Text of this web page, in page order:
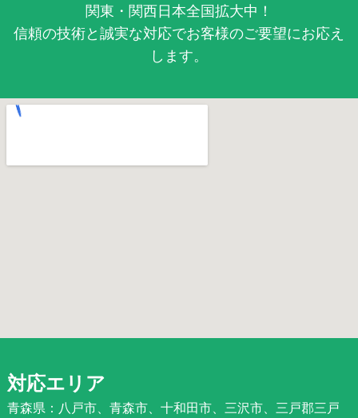
関東・関西日本全国拡大中！
信頼の技術と誠実な対応でお客様のご要望にお応え
します。
対応エリア
青森県：八戸市、青森市、十和田市、三沢市、三戸郡三戸